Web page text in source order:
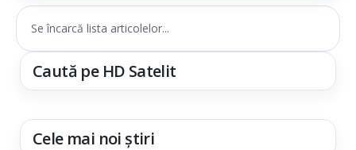
Se încarcă lista articolelor...
Caută pe HD Satelit
Cele mai noi știri